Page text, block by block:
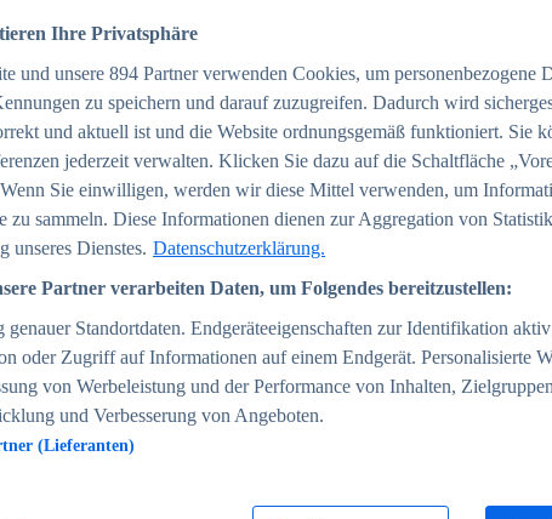
2025
Ihre Privatsphäre
und unsere 894 Partner verwenden Cookies, um personenbezogene
zu speichern und darauf zuzugreifen. Dadurch wird
und aktuell ist und die Website ordnungsgemäß funktioniert. Sie
jederzeit verwalten. Klicken Sie dazu auf die Schaltfläche
Sie einwilligen, werden wir diese Mittel verwenden, um
zu sammeln. Diese Informationen dienen zur Aggregation von
unseres Dienstes. Datenschutzerklärung.
Partner verarbeiten Daten, um Folgendes bereitzustellen:
genauer Standortdaten. Endgeräteeigenschaften zur Identifikation
oder Zugriff auf Informationen auf einem Endgerät. Personalisierte
von Werbeleistung und der Performance von Inhalten,
und Verbesserung von Angeboten.
(Lieferanten)